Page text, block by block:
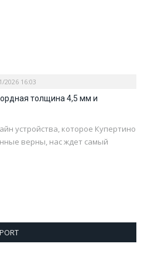
2026 16:03
толщина 4,5 мм и
устройства, которое Купертино
верны, нас ждет самый